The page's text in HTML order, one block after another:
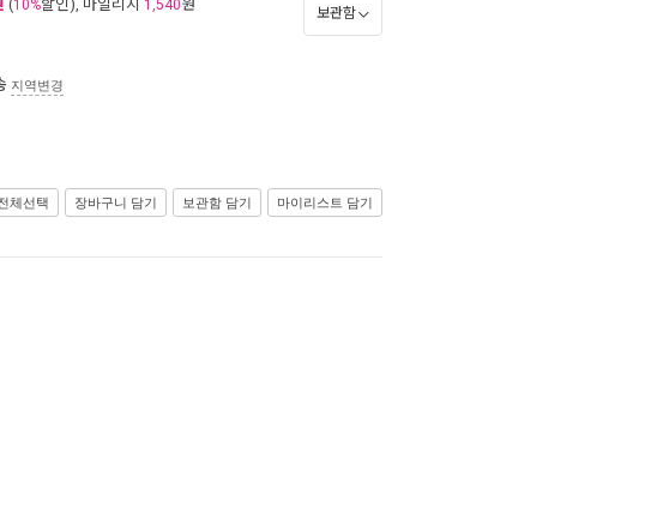
(10%할인), 마일리지 1,540원
지역변경
보관함
체선택 장바구니 담기 보관함 담기 마이리스트 담기